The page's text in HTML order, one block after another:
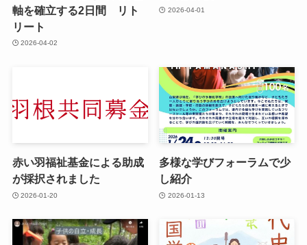
軸を確立する2日間 リト
リート
2026-04-02
2026-04-01
赤い羽福祉基金による助成
が採択されました
2026-01-20
多様な学びフォーラムで少
し紹介
2026-01-13